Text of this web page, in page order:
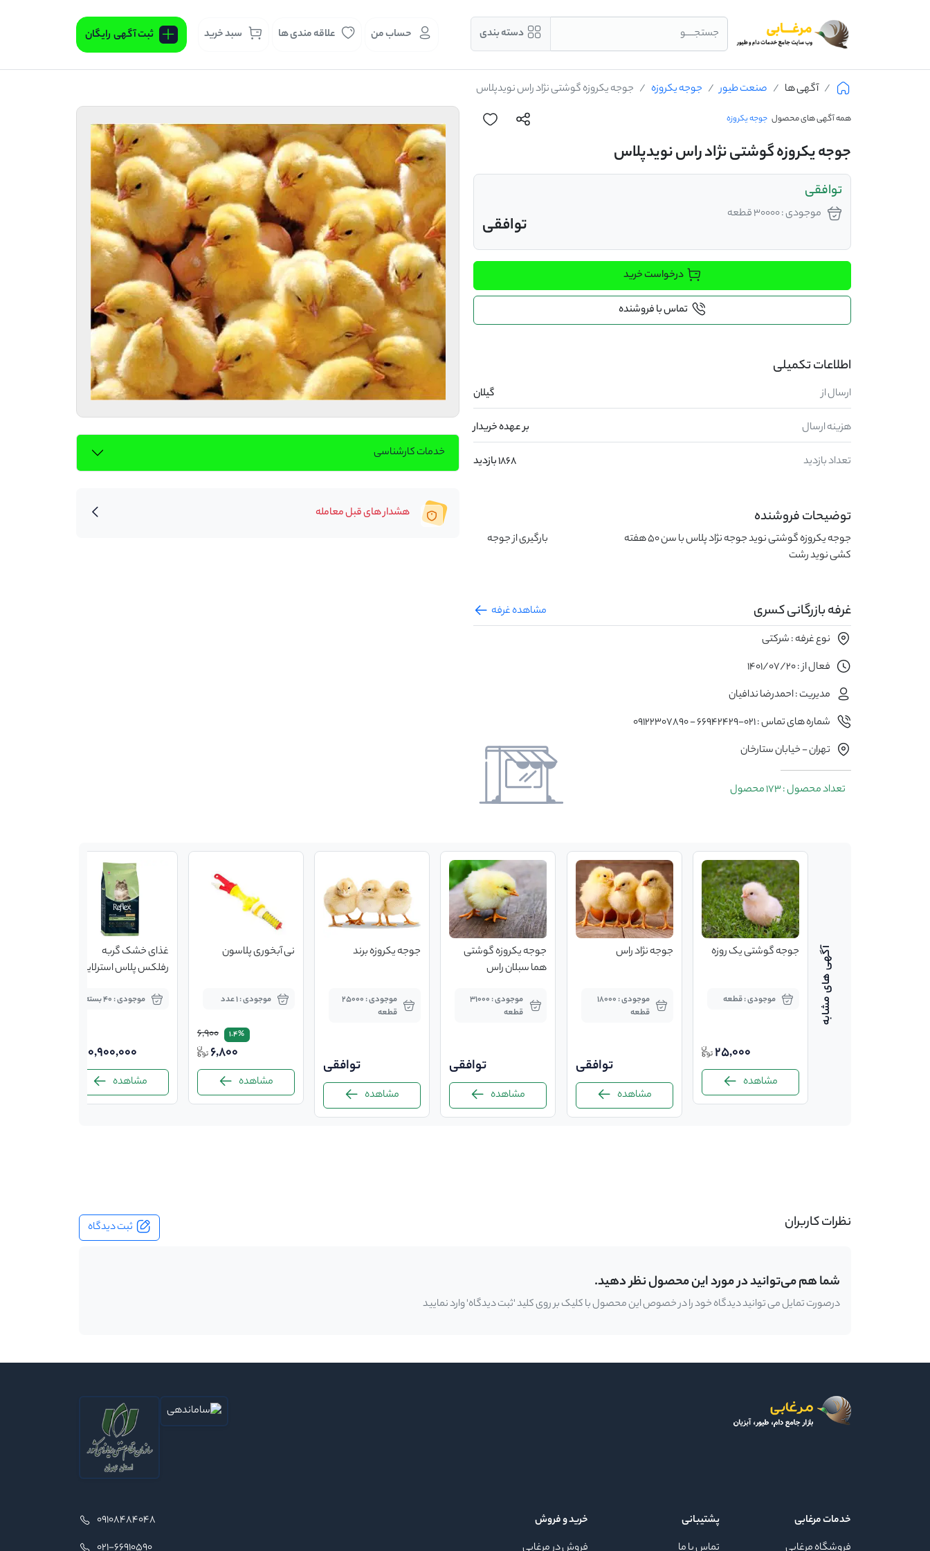
جستجــــو دسته بندی حساب من علاقه مندی ها سبد خرید ثبت آگهی رایگان
آگهی ها صنعت طیور جوجه یکروزه جوجه یکروزه گوشتی نژاد راس نویدپلاس
همه آگهی های محصول جوجه یکروزه
جوجه یکروزه گوشتی نژاد راس نویدپلاس
توافقی
موجودی : 30000 قطعه توافقی
درخواست خرید
تماس با فروشنده
اطلاعات تکمیلی
ارسال از گیلان
هزینه ارسال بر عهده خریدار
تعداد بازدید 1868 بازدید
توضیحات فروشنده
کشی نوید رشت
غرفه بازرگانی کسری
مشاهده غرفه
نوع غرفه : شرکتی
فعال از : 1401/07/20
مدیریت : احمدرضا ندافیان
شماره های تماس : 021-66942429 - 09122307890
تهران - خیابان ستارخان
تعداد محصول : 173 محصول
خدمات کارشناسی
هشدار های قبل معامله
جوجه گوشتی یک روزه
موجودی : قطعه
25,000
مشاهده
جوجه نژاد راس
موجودی : 18000
قطعه
توافقی
مشاهده
جوجه یکروزه گوشتی
هما سبلان راس
موجودی : 31000
قطعه
توافقی
مشاهده
جوجه یکروزه برند
موجودی : 25000
قطعه
توافقی
مشاهده
نی آبخوری پلاسون
موجودی : 1 عدد
1.4%
6,900
6,800
مشاهده
غذای خشک گربه
رفلکس پلاس استرلایزد
موجودی : 40 بسته
10,900,000
مشاهده
نظرات کاربران ثبت دیدگاه
شما هم می‌توانید در مورد این محصول نظر دهید.
درصورت تمایل می توانید دیدگاه خود را در خصوص این محصول با کلیک بر روی کلید 'ثبت دیدگاه' وارد نمایید
خدمات مرغابی
پشتیبانی
خرید و فروش
09108484048